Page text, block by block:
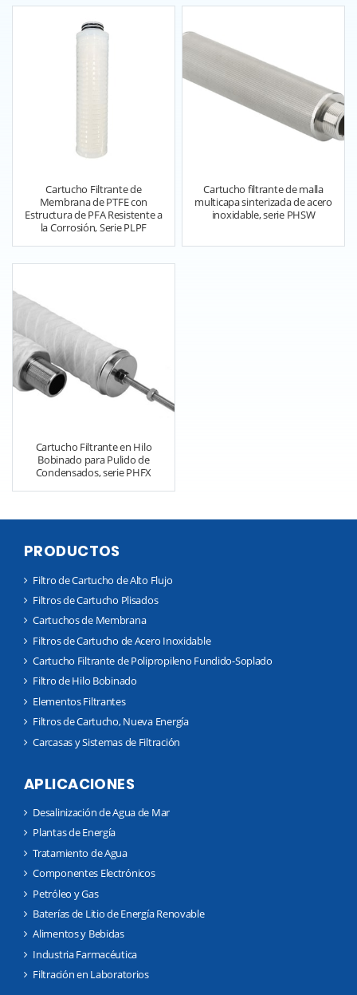
Cartucho Filtrante de
Membrana de PTFE con
Estructura de PFA Resistente a
la Corrosión, Serie PLPF
Cartucho filtrante de malla
multicapa sinterizada de acero
inoxidable, serie PHSW
Cartucho Filtrante en Hilo
Bobinado para Pulido de
Condensados, serie PHFX
PRODUCTOS
Filtro de Cartucho de Alto Flujo
Filtros de Cartucho Plisados
Cartuchos de Membrana
Filtros de Cartucho de Acero Inoxidable
Cartucho Filtrante de Polipropileno Fundido-Soplado
Filtro de Hilo Bobinado
Elementos Filtrantes
Filtros de Cartucho, Nueva Energía
Carcasas y Sistemas de Filtración
APLICACIONES
Desalinización de Agua de Mar
Plantas de Energía
Tratamiento de Agua
Componentes Electrónicos
Petróleo y Gas
Baterías de Litio de Energía Renovable
Alimentos y Bebidas
Industria Farmacéutica
Filtración en Laboratorios